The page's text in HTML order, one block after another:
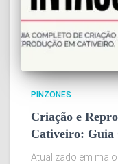
PINZONES
Criação e
Cativeiro: Guia
Atualizado em